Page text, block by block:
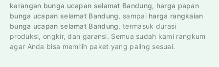
karangan bunga ucapan selamat Bandung, harga papan
bunga ucapan selamat Bandung, sampai harga rangkaian
bunga ucapan selamat Bandung, termasuk durasi
produksi, ongkir, dan garansi. Semua sudah kami rangkum
agar Anda bisa memilih paket yang paling sesuai.